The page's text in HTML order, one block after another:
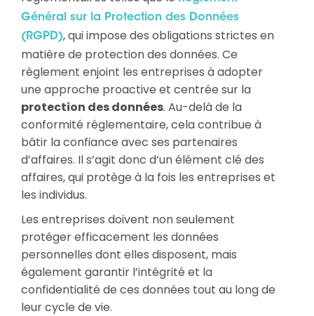
Général sur la Protection des Données
(RGPD), qui impose des obligations strictes en
matière de protection des données. Ce
règlement enjoint les entreprises à adopter
une approche proactive et centrée sur la
protection des données. Au-delà de la
conformité réglementaire, cela contribue à
bâtir la confiance avec ses partenaires
d’affaires. Il s’agit donc d’un élément clé des
affaires, qui protège à la fois les entreprises et
les individus.
Les entreprises doivent non seulement
protéger efficacement les données
personnelles dont elles disposent, mais
également garantir l’intégrité et la
confidentialité de ces données tout au long de
leur cycle de vie.